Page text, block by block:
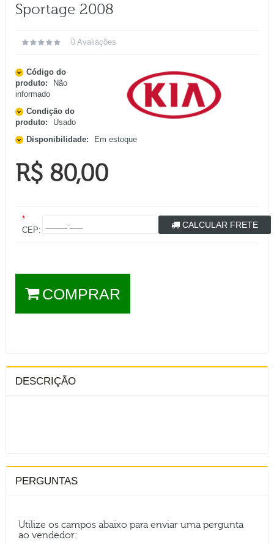
Sportage 2008
0 Avaliações
Código do
produto:
Não
informado
Condição do
produto:
Usado
Disponibilidade:
Em estoque
R$ 80,00
*
CEP:
CALCULAR FRETE
COMPRAR
DESCRIÇÃO
PERGUNTAS
Utilize os campos abaixo para enviar uma pergunta
ao vendedor: